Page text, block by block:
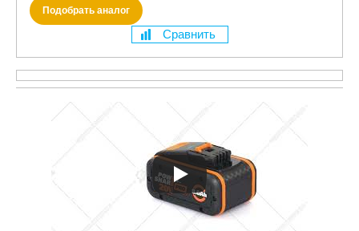
Подобрать аналог
Сравнить